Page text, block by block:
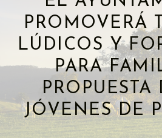
PROMOVERÁ
LÚDICOS Y
PARA
PROPUESTA
JÓVENES DE